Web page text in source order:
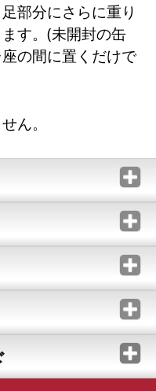
部分にさらに重り
す。(未開封の缶
の間に置くだけで
ん。